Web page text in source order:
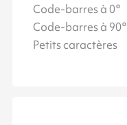
Code-barres à 0°
Code-barres à 90°
Petits caractères